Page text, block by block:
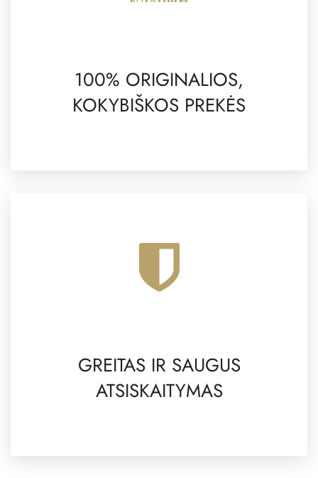
100% ORIGINALIOS,
KOKYBIŠKOS PREKĖS
GREITAS IR SAUGUS
ATSISKAITYMAS